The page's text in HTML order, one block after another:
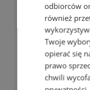
odbiorców
również
Twoje
opierać się
prawo
chwili